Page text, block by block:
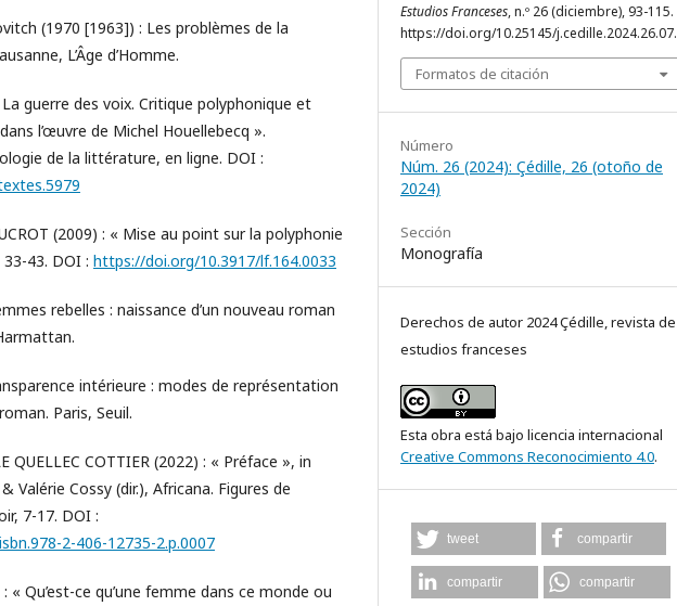
(1970 [1963]) : Les problèmes de la
L’Âge d’Homme.
guerre des voix. Critique polyphonique et
l’œuvre de Michel Houellebecq ».
de la littérature, en ligne. DOI :
(2009) : « Mise au point sur la polyphonie
43. DOI : https://doi.org/10.3917/lf.164.0033
rebelles : naissance d’un nouveau roman
intérieure : modes de représentation
Paris, Seuil.
QUELLEC COTTIER (2022) : « Préface », in
Valérie Cossy (dir.), Africana. Figures de
7-17. DOI :
2-406-12735-2.p.0007
« Qu’est-ce qu’une femme dans ce monde ou
Estudios Franceses, n.º 26 (diciembre), 93-115.
https://doi.org/10.25145/j.cedille.2024.26.07.
Formatos de citación
Número
Núm. 26 (2024): Çédille, 26 (otoño de
2024)
Sección
Monografía
Derechos de autor 2024 Çédille, revista de
estudios franceses
Esta obra está bajo licencia internacional
Creative Commons Reconocimiento 4.0.
tweet compartir
compartir compartir